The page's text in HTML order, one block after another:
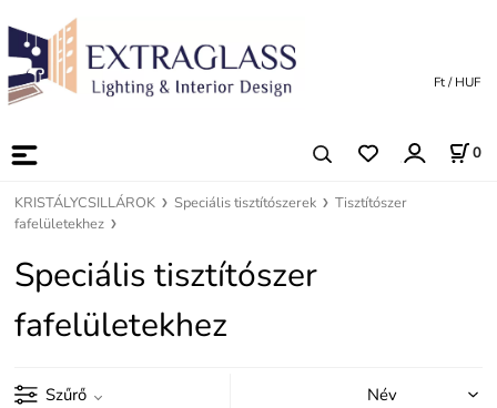
0
Ft / HUF
KRISTÁLYCSILLÁROK Speciális tisztítószerek
Tisztítószer
fafelületekhez
Speciális tisztítószer
fafelületekhez
Szűrő